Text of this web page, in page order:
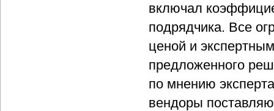
включал
подрядчика. Все
ценой и
предложенного
по мнению
вендоры